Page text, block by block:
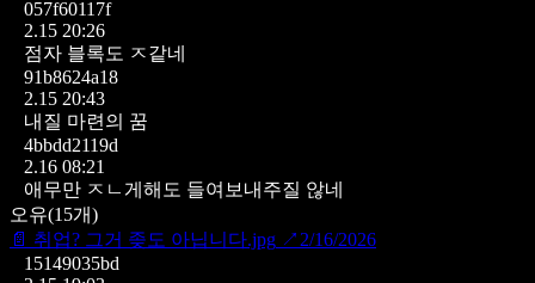
057f60117f
2.15 20:26
점자 블록도 ㅈ같네
91b8624a18
2.15 20:43
내질 마련의 꿈
4bbdd2119d
2.16 08:21
애무만 ㅈㄴ게해도 들여보내주질 않네
오유(15개)
📄 취업? 그거 좆도 아닙니다.jpg ↗ 2/16/2026
15149035bd